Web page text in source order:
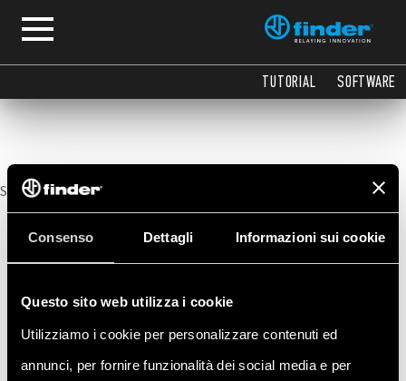
Consenso Dettagli Informazioni sui cookie
Questo sito web utilizza i cookie
Utilizziamo i cookie per personalizzare contenuti ed
annunci, per fornire funzionalità dei social media e per
TUTORIAL SOFTWARE
Tutorial
Sorry, no posts matched your criteria.